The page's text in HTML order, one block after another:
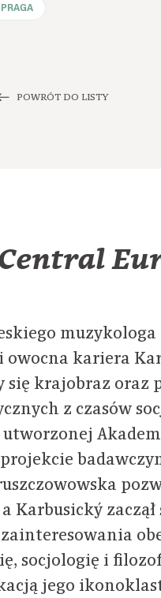
PRAGA
POWRÓT DO LISTY
kariera
krajobraz oraz
z czasów
Karbusický
socjologię i
jego